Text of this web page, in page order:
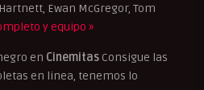
Ewan McGregor, Tom
y equipo »
en Cinemitas Consigue las
en linea, tenemos lo